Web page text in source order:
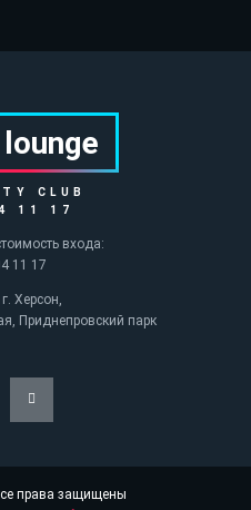
Херсон,
Приднепровский парк
CLUB
11 17
входа:
11 17
права защищены